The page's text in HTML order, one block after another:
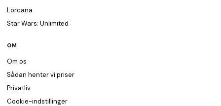
Lorcana
Star Wars: Unlimited
OM
Om os
Sådan henter vi priser
Privatliv
Cookie-indstillinger